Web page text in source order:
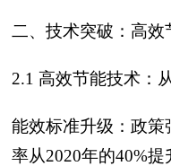
二、技术突破：高
2.1 高效节能技术：
能效标准升级：政策
率从2020年的40%